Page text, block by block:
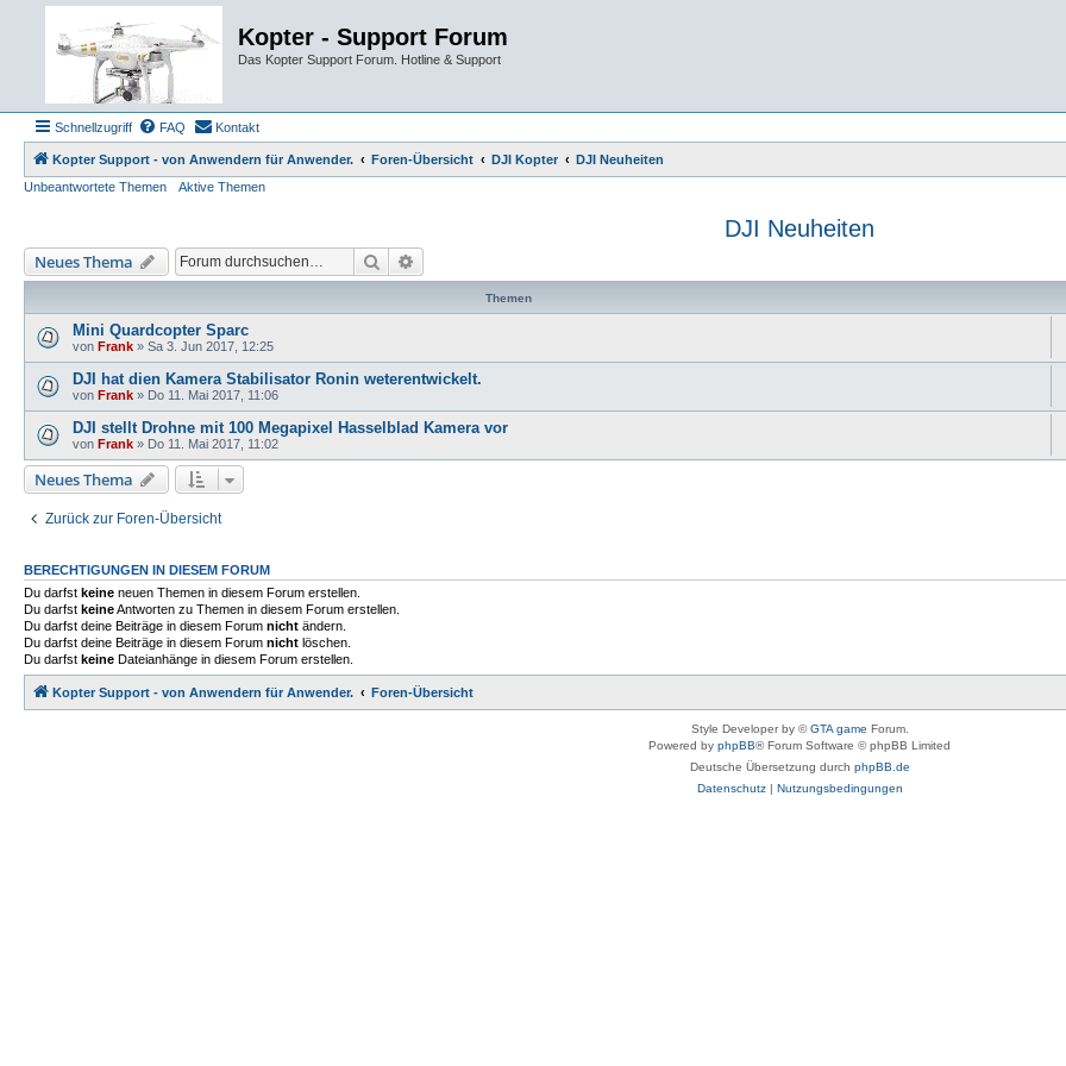
Kopter - Support Forum
Das Kopter Support Forum. Hotline & Support
Schnellzugriff FAQ Kontakt
Kopter Support - von Anwendern für Anwender. Foren-Übersicht DJI Kopter
DJI Neuheiten
Unbeantwortete Themen
Aktive Themen
DJI Neuheiten
Neues Thema Suche
Themen
Mini Quardcopter Sparc
von Frank » Sa 3. Jun 2017, 12:25
DJI hat dien Kamera Stabilisator Ronin weterentwickelt.
von Frank » Do 11. Mai 2017, 11:06
DJI stellt Drohne mit 100 Megapixel Hasselblad Kamera vor
von Frank » Do 11. Mai 2017, 11:02
Neues Thema
Zurück zur Foren-Übersicht
BERECHTIGUNGEN IN DIESEM FORUM
Du darfst keine neuen Themen in diesem Forum erstellen.
Du darfst keineAntworten zu Themen in diesem Forum erstellen.
Du darfst deine Beiträge in diesem Forum nicht ändern.
Du darfst deine Beiträge in diesem Forum nicht löschen.
Du darfst keine Dateianhänge in diesem Forum erstellen.
Kopter Support - von Anwendern für Anwender. Foren-Übersicht
Style Developer by ©GTA game Forum.
Powered by phpBB® Forum Software © phpBB Limited
Deutsche Übersetzung durch phpBB.de
Datenschutz| Nutzungsbedingungen